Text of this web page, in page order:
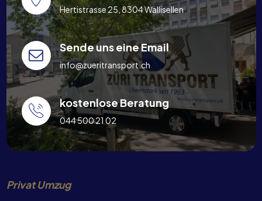
Hertistrasse 25, 8304 Wallisellen
Sende uns eine Email
info@zueritransport.ch
kostenlose Beratung
044 500 21 02
Privat Umzug